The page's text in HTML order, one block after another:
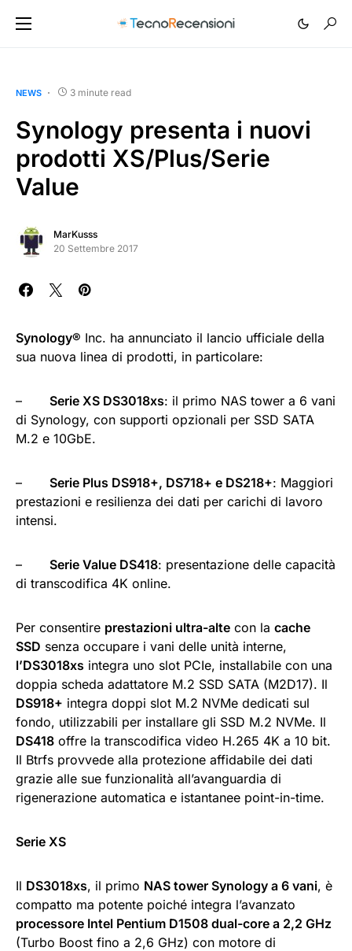
NEWS 3 minute read
Synology presenta i nuovi
prodotti XS/Plus/Serie
Value
MarKusss
20 Settembre 2017
Synology® Inc. ha annunciato il lancio ufficiale della
sua nuova linea di prodotti, in particolare:
– Serie XS DS3018xs: il primo NAS tower a 6 vani
di Synology, con supporti opzionali per SSD SATA
M.2 e 10GbE.
– Serie Plus DS918+, DS718+ e DS218+: Maggiori
prestazioni e resilienza dei dati per carichi di lavoro
intensi.
– Serie Value DS418: presentazione delle capacità
di transcodifica 4K online.
Per consentire prestazioni ultra-alte con la cache
SSD senza occupare i vani delle unità interne,
l’DS3018xs integra uno slot PCIe, installabile con una
doppia scheda adattatore M.2 SSD SATA (M2D17). Il
DS918+ integra doppi slot M.2 NVMe dedicati sul
fondo, utilizzabili per installare gli SSD M.2 NVMe. Il
DS418 offre la transcodifica video H.265 4K a 10 bit.
Il Btrfs provvede alla protezione affidabile dei dati
grazie alle sue funzionalità all’avanguardia di
rigenerazione automatica e istantanee point-in-time.
Serie XS
Il DS3018xs, il primo NAS tower Synology a 6 vani, è
compatto ma potente poiché integra l’avanzato
processore Intel Pentium D1508 dual-core a 2,2 GHz
(Turbo Boost fino a 2,6 GHz) con motore di